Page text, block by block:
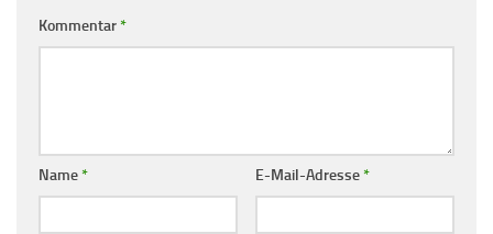
Kommentar*
Name* E-Mail-Adresse*